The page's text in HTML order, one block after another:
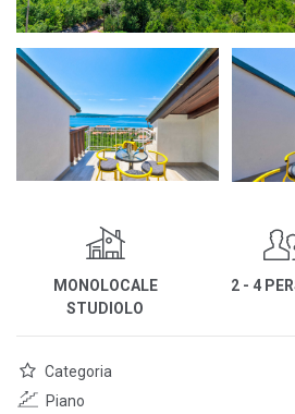
MONOLOCALE
STUDIOLO
2 - 4
Categoria
Piano